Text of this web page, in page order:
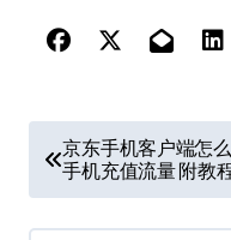
章
导
京东手机客户端怎
手机充值流量 附教